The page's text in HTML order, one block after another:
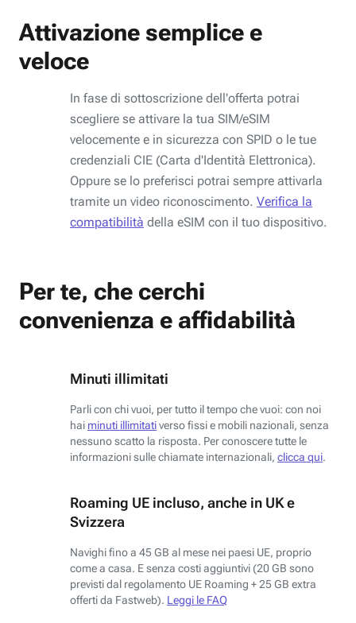
Attivazione semplice e
veloce
In fase di sottoscrizione dell'offerta potrai
scegliere se attivare la tua SIM/eSIM
velocemente e in sicurezza con SPID o le tue
credenziali CIE (Carta d'Identità Elettronica).
Oppure se lo preferisci potrai sempre attivarla
tramite un video riconoscimento. Verifica la
compatibilità della eSIM con il tuo dispositivo.
Per te, che cerchi
convenienza e affidabilità
Minuti illimitati
Parli con chi vuoi, per tutto il tempo che vuoi: con noi
hai minuti illimitativerso fissi e mobili nazionali, senza
nessuno scatto la risposta. Per conoscere tutte le
informazioni sulle chiamate internazionali, clicca qui.
Roaming UE incluso, anche in UK e
Svizzera
Navighi fino a 45 GB al mese nei paesi UE, proprio
come a casa. E senza costi aggiuntivi (20 GB sono
previsti dal regolamento UE Roaming + 25 GB extra
offerti da Fastweb). Leggi le FAQ